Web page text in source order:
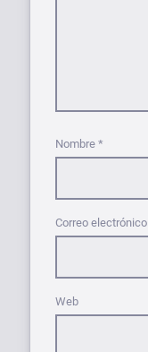
Nombre *
Correo electrónico
Web